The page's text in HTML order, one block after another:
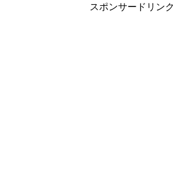
スポンサードリンク